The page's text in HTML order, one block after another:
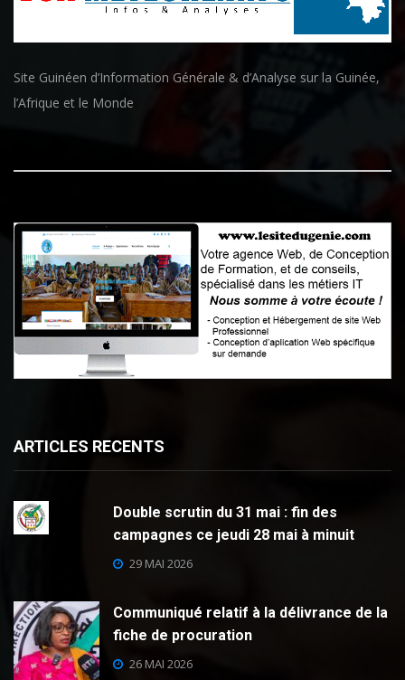
Site Guinéen d’Information Générale & d’Analyse sur la Guinée,
l’Afrique et le Monde
ARTICLES RECENTS
Double scrutin du 31 mai : fin des
campagnes ce jeudi 28 mai à minuit
29 MAI 2026
Communiqué relatif à la délivrance de la
fiche de procuration
26 MAI 2026